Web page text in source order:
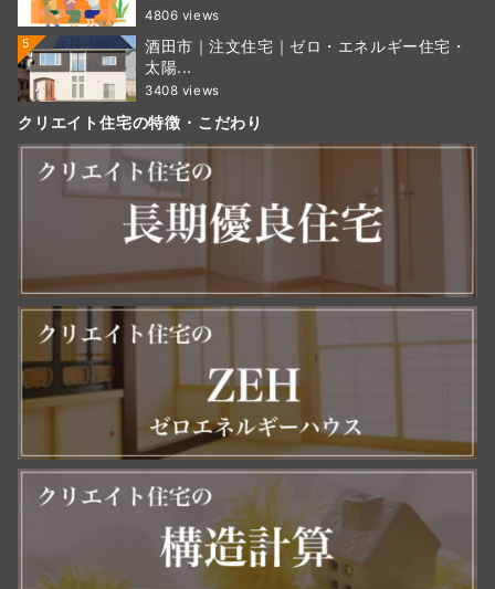
4806 views
5
酒田市｜注文住宅｜ゼロ・エネルギー住宅・
太陽...
3408 views
クリエイト住宅の特徴・こだわり